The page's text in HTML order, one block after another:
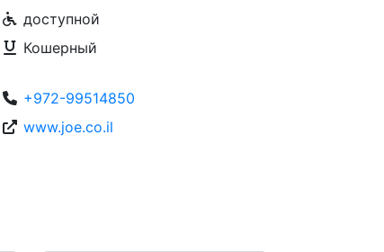
доступной
Кошерный
+972-99514850
www.joe.co.il